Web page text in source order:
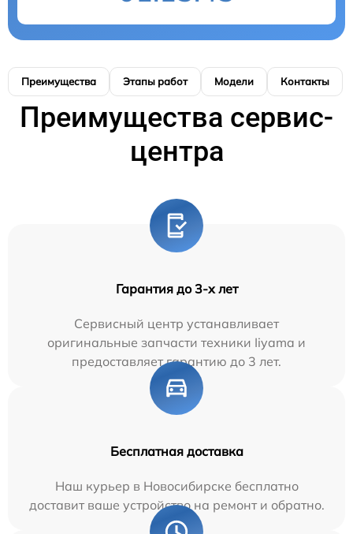
Преимущества Этапы работ Модели Контакты
Преимущества сервис-
центра
Гарантия до 3-х лет
Сервисный центр устанавливает
оригинальные запчасти техники Iiyama и
предоставляет гарантию до 3 лет.
Бесплатная доставка
Наш курьер в Новосибирске бесплатно
доставит ваше устройство на ремонт и обратно.